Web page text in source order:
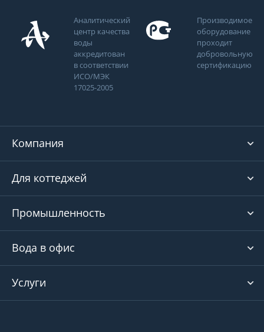
Аналитический
центр качества
воды
аккредитован
в соответствии
ИСО/МЭК
17025-2005
Производимое
оборудование
проходит
добровольную
сертификацию
Компания
Для коттеджей
Промышленность
Вода в офис
Услуги